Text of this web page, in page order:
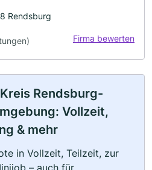
Rendsburg
Firma bewerten
Rendsburg-
Vollzeit,
& mehr
in Vollzeit, Teilzeit, zur
– auch für